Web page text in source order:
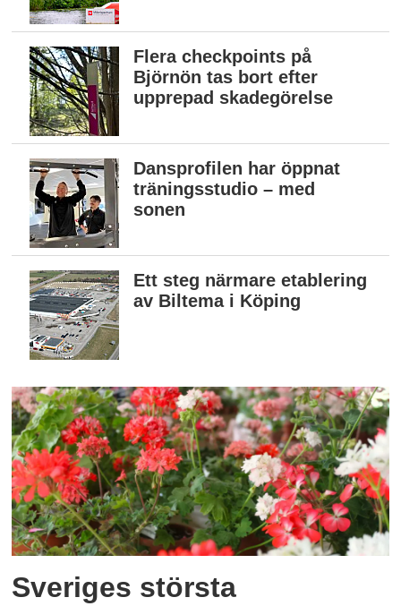
Flera checkpoints på
Björnön tas bort efter
upprepad skadegörelse
Dansprofilen har öppnat
träningsstudio – med
sonen
Ett steg närmare etablering
av Biltema i Köping
Sveriges största